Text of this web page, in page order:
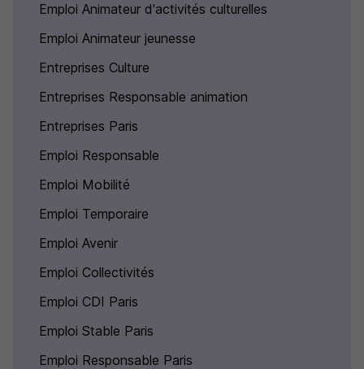
Emploi Animateur d'activités culturelles
Emploi Animateur jeunesse
Entreprises Culture
Entreprises Responsable animation
Entreprises Paris
Emploi Responsable
Emploi Mobilité
Emploi Temporaire
Emploi Avenir
Emploi Collectivités
Emploi CDI Paris
Emploi Stable Paris
Emploi Responsable Paris